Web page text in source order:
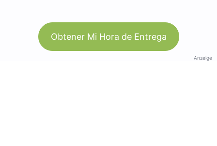
Obtener Mi Hora de Entrega
Anzeige